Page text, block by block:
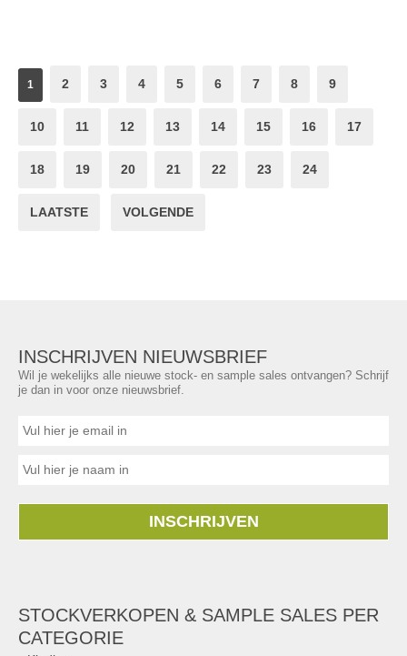
1 2 3 4 5 6 7 8 9
10 11 12 13 14 15 16 17
18 19 20 21 22 23 24
LAATSTE VOLGENDE
INSCHRIJVEN NIEUWSBRIEF
Wil je wekelijks alle nieuwe stock- en sample sales ontvangen? Schrijf
je dan in voor onze nieuwsbrief.
INSCHRIJVEN
STOCKVERKOPEN & SAMPLE SALES PER
CATEGORIE